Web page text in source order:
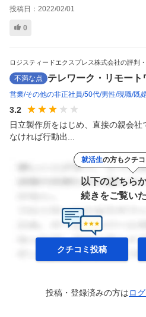
投稿日： 2022/02/01
0
ロジスティードエクスプレス株式会社の評判
不満な点 テレワーク・リモート
営業 その他の非正社員 50代 男性 現職 既
3.2
日立製作所をはじめ、直接の親会
なければ行動出...
就活生の方もクチ
以下のどちら
続きをご覧い
クチコミ投稿
投稿・登録済みの方はロ